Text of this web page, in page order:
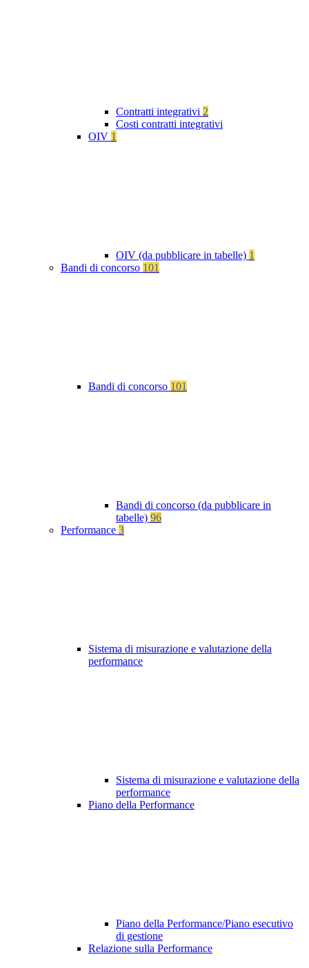
Contratti integrativi 2
Costi contratti integrativi
OIV 1
OIV (da pubblicare in tabelle) 1
Bandi di concorso 101
Bandi di concorso 101
Bandi di concorso (da pubblicare in
tabelle) 96
Performance 3
Sistema di misurazione e valutazione della
performance
Sistema di misurazione e valutazione della
performance
Piano della Performance
Piano della Performance/Piano esecutivo
di gestione
Relazione sulla Performance